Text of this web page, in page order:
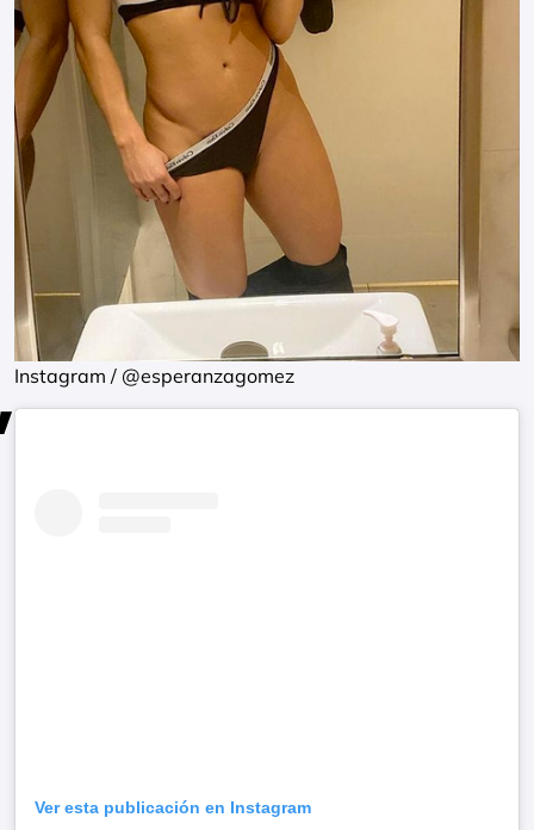
Instagram / @esperanzagomez
Ver esta publicación en Instagram